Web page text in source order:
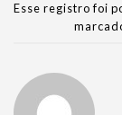
Esse registro foi